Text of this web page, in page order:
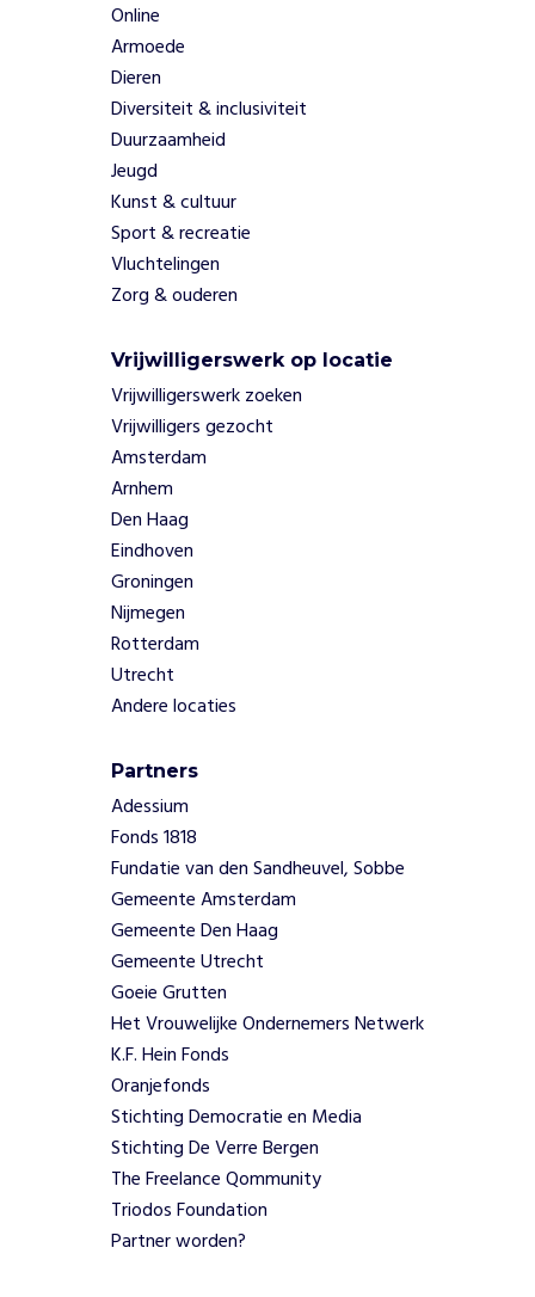
Online
Armoede
Dieren
Diversiteit & inclusiviteit
Duurzaamheid
Jeugd
Kunst & cultuur
Sport & recreatie
Vluchtelingen
Zorg & ouderen
Vrijwilligerswerk op locatie
Vrijwilligerswerk zoeken
Vrijwilligers gezocht
Amsterdam
Arnhem
Den Haag
Eindhoven
Groningen
Nijmegen
Rotterdam
Utrecht
Andere locaties
Partners
Adessium
Fonds 1818
Fundatie van den Sandheuvel, Sobbe
Gemeente Amsterdam
Gemeente Den Haag
Gemeente Utrecht
Goeie Grutten
Het Vrouwelijke Ondernemers Netwerk
K.F. Hein Fonds
Oranjefonds
Stichting Democratie en Media
Stichting De Verre Bergen
The Freelance Qommunity
Triodos Foundation
Partner worden?